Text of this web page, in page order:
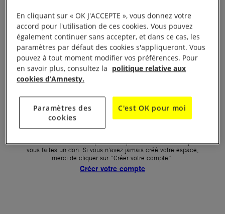
Mot de passe oublié ?
Un problème de connexion ?
Première connexion ?
La création de votre espace n’est pas automatique lorsque
vous faites un don. Si vous n’avez jamais créé votre espace,
merci de cliquer sur “Créer votre compte”.
Créer votre compte
En cliquant sur « OK J'ACCEPTE », vous donnez votre
accord pour l'utilisation de ces cookies. Vous pouvez
également continuer sans accepter, et dans ce cas, les
paramètres par défaut des cookies s'appliqueront. Vous
pouvez à tout moment modifier vos préférences. Pour
en savoir plus, consultez la politique relative aux
cookies d’Amnesty.
Paramètres des
cookies
C'est OK pour moi